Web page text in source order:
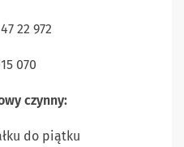
22 972
070
czynny:
do piątku